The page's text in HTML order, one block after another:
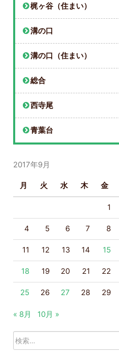
梶ヶ谷（住まい）
溝の口
溝の口（住まい）
総合
西寺尾
青葉台
2017年9月
月 火 水 木 金
1
4 5 6 7 8
11 12 13 14 15
18 19 20 21 22
25 26 27 28 29
« 8月 10月 »
検
索: